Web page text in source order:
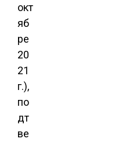
окт
яб
ре
20
21
г.),
по
дт
ве